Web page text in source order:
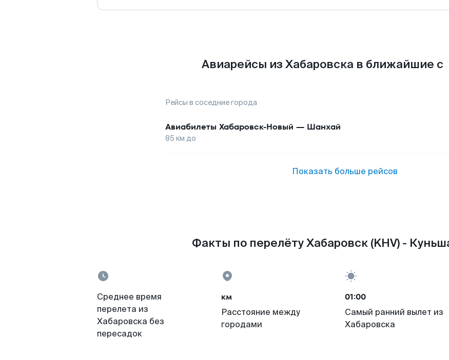
Авиарейсы из Хабаровска в ближайшие с
Рейсы в соседние города
Авиабилеты Хабаровск-Новый — Шанхай
85 км до
Показать больше рейсов
Факты по перелёту Хабаровск (KHV) -
Среднее время
перелета из
Хабаровска без
пересадок
км
Расстояние между
городами
01:00
Самый ранний вылет из
Хабаровска